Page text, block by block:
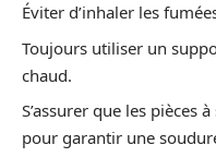
Éviter d’inhaler les
Toujours utiliser un
chaud.
S’assurer que les pièces
pour garantir une